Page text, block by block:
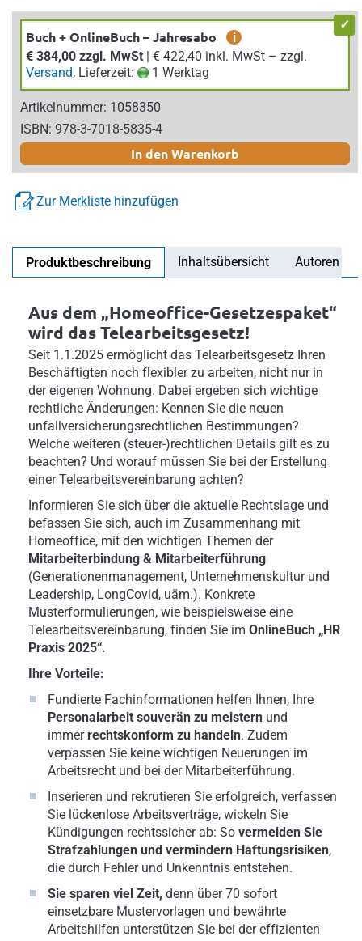
Buch + OnlineBuch – Jahresabo
i
€ 384,00 zzgl. MwSt
| € 422,40 inkl. MwSt – zzgl.
Versand, Lieferzeit: 1 Werktag
Artikelnummer: 1058350
ISBN: 978-3-7018-5835-4
In den Warenkorb
Zur Merkliste hinzufügen
Produktbeschreibung Inhaltsübersicht Autoren
Aus dem „Homeoffice-Gesetzespaket“
wird das Telearbeitsgesetz!
Seit 1.1.2025 ermöglicht das Telearbeitsgesetz Ihren
Beschäftigten noch flexibler zu arbeiten, nicht nur in
der eigenen Wohnung. Dabei ergeben sich wichtige
rechtliche Änderungen: Kennen Sie die neuen
unfallversicherungsrechtlichen Bestimmungen?
Welche weiteren (steuer-)rechtlichen Details gilt es zu
beachten? Und worauf müssen Sie bei der Erstellung
einer Telearbeitsvereinbarung achten?
Informieren Sie sich über die aktuelle Rechtslage und
befassen Sie sich, auch im Zusammenhang mit
Homeoffice, mit den wichtigen Themen der
Mitarbeiterbindung & Mitarbeiterführung
(Generationenmanagement, Unternehmenskultur und
Leadership, LongCovid, uäm.). Konkrete
Musterformulierungen, wie beispielsweise eine
Telearbeitsvereinbarung, finden Sie im OnlineBuch „HR
Praxis 2025“.
Ihre Vorteile:
Fundierte Fachinformationen helfen Ihnen, Ihre
Personalarbeit souverän zu meistern und
immerrechtskonform zu handeln. Zudem
verpassen Sie keine wichtigen Neuerungen im
Arbeitsrecht und bei der Mitarbeiterführung.
Inserieren und rekrutieren Sie erfolgreich, verfassen
Sie lückenlose Arbeitsverträge, wickeln Sie
Kündigungen rechtssicher ab: So vermeiden Sie
Strafzahlungen und vermindern Haftungsrisiken,
die durch Fehler und Unkenntnis entstehen.
Sie sparen viel Zeit, denn über 70 sofort
einsetzbare Mustervorlagen und bewährte
Arbeitshilfen unterstützen Sie bei der effizienten